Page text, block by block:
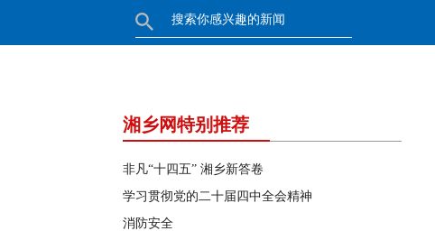
湘乡网特别推荐
非凡“十四五” 湘乡新答卷
学习贯彻党的二十届四中全会精神
消防安全